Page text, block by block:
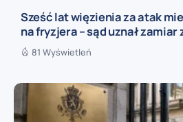
Sześć lat więzienia za atak
na fryzjera – sąd uznał
81 Wyświetleń